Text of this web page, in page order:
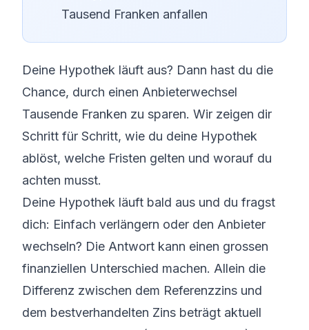
Tausend Franken anfallen
Deine Hypothek läuft aus? Dann hast du die
Chance, durch einen Anbieterwechsel
Tausende Franken zu sparen. Wir zeigen dir
Schritt für Schritt, wie du deine Hypothek
ablöst, welche Fristen gelten und worauf du
achten musst.
Deine Hypothek läuft bald aus und du fragst
dich: Einfach verlängern oder den Anbieter
wechseln? Die Antwort kann einen grossen
finanziellen Unterschied machen. Allein die
Differenz zwischen dem Referenzzins und
dem bestverhandelten Zins beträgt aktuell